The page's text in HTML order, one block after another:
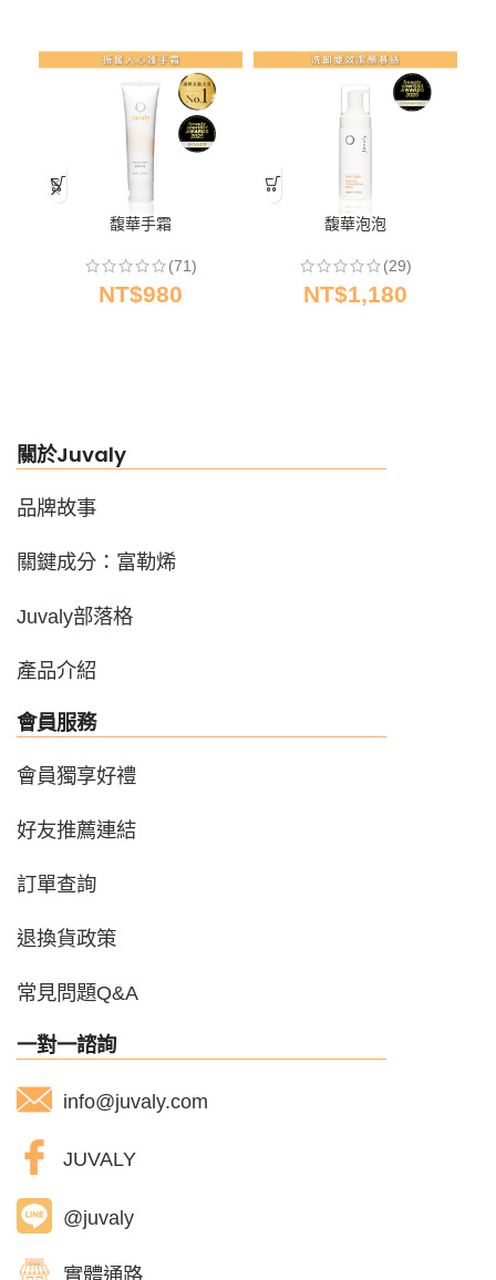
馥華手霜
(71)
NT$980
馥華泡泡
(29)
NT$1,180
關於Juvaly
品牌故事
關鍵成分：富勒烯
Juvaly部落格
產品介紹
會員服務
會員獨享好禮
好友推薦連結
訂單查詢
退換貨政策
常見問題Q&A
一對一諮詢
info@juvaly.com
JUVALY
@juvaly
實體通路